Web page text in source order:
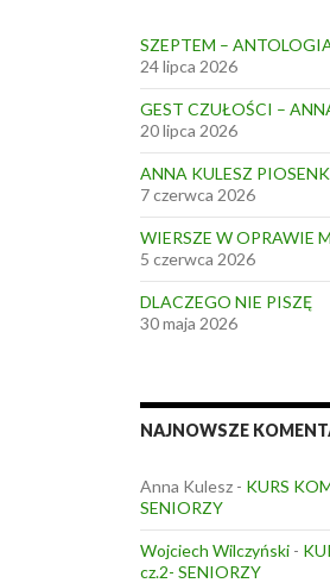
SZEPTEM –
24 lipca 2026
GEST CZUŁOŚCI –
20 lipca 2026
ANNA KULESZ
7 czerwca 2026
WIERSZE W OPRAWIE
5 czerwca 2026
DLACZEGO NIE PISZĘ
30 maja 2026
NAJNOWSZE
Anna Kulesz - KURS
SENIORZY
Wojciech Wilczyński -
cz.2- SENIORZY